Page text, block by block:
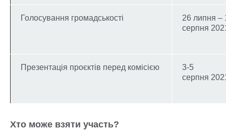
Голосування громадськості
26 липня –
серпня
Презентація проєктів перед комісією
3-5
серпня
Хто може взяти участь?